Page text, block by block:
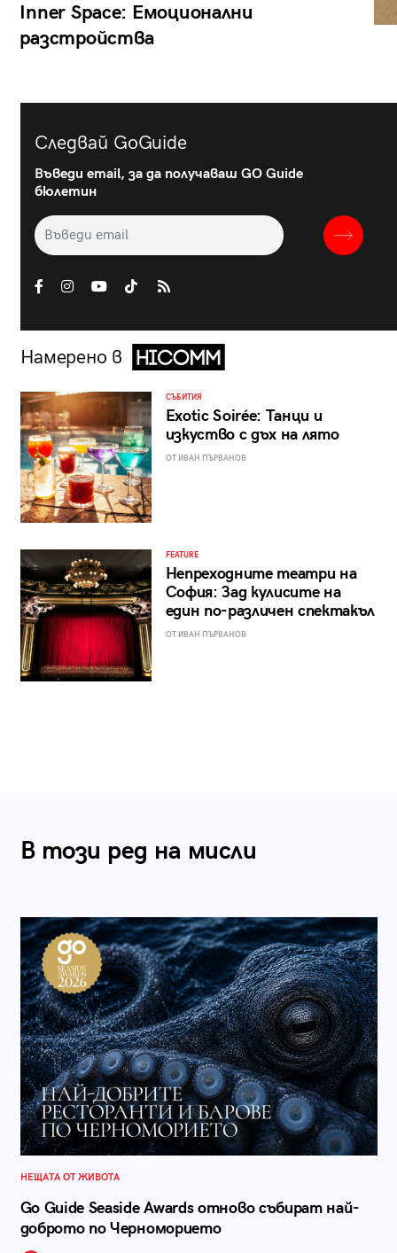
Inner Space: Емоционални
разстройства
Следвай GoGuide
Въведи email, за да получаваш GO Guide
бюлетин
Намерено в
СЪБИТИЯ
Exotic Soirée: Танци и
изкуство с дъх на лято
ОТ ИВАН ПЪРВАНОВ
FEATURE
Непреходните театри на
София: Зад кулисите на
един по-различен спектакъл
ОТ ИВАН ПЪРВАНОВ
В този ред на мисли
НЕЩАТА ОТ ЖИВОТА
Go Guide Seaside Awards отново събират най-
доброто по Черноморието